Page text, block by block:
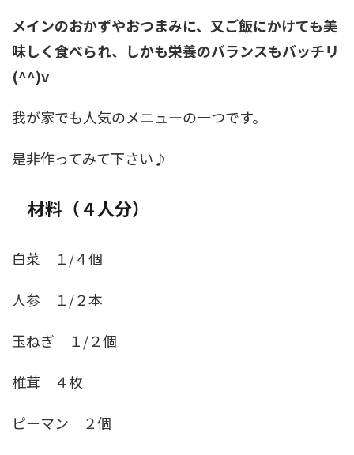
メインのおかずやおつまみに、又ご飯にかけても美
味しく食べられ、しかも栄養のバランスもバッチリ
(^^)v
我が家でも人気のメニューの一つです。
是非作ってみて下さい♪
材料（４人分）
白菜 １/４個
人参 １/２本
玉ねぎ １/２個
椎茸 ４枚
ピーマン ２個